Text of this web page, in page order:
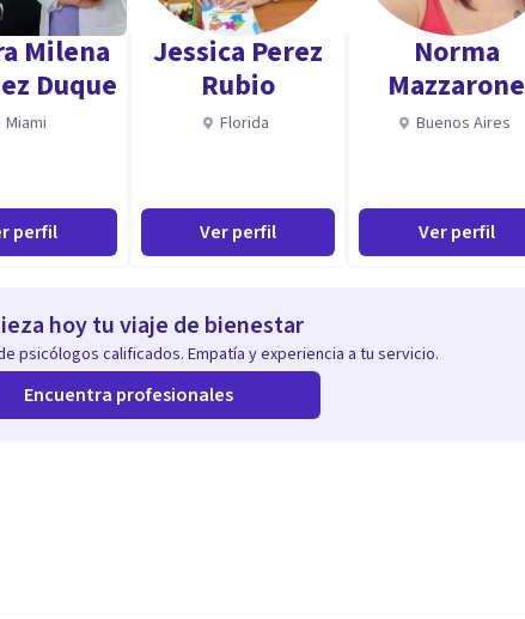
Milena
Duque
Miami
perfil
Jessica Perez
Rubio
Florida
Ver perfil
Norma
Mazzarone
Buenos Aires
Ver perfil
hoy tu viaje de bienestar
psicólogos calificados. Empatía y experiencia a tu servicio.
Encuentra profesionales